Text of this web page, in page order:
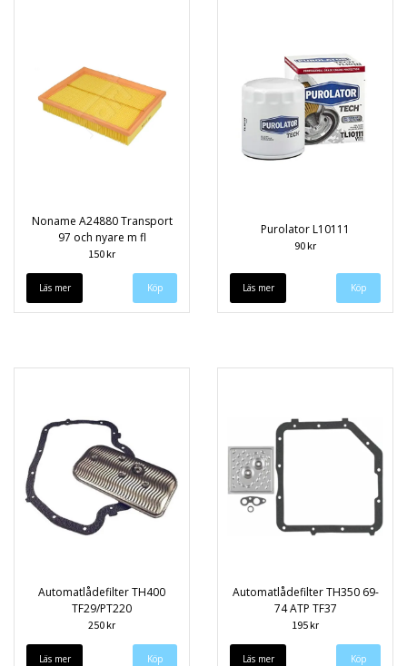
Noname A24880 Transport
97 och nyare m fl
150 kr
Läs mer
Purolator L10111
90 kr
Läs mer
Automatlådefilter TH400
TF29/PT220
250 kr
Läs mer
Automatlådefilter TH350 69-
74 ATP TF37
195 kr
Läs mer